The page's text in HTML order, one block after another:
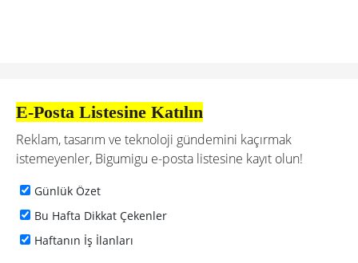
E-Posta Listesine Katılın
Reklam, tasarım ve teknoloji gündemini kaçırmak
istemeyenler, Bigumigu e-posta listesine kayıt olun!
Günlük Özet
Bu Hafta Dikkat Çekenler
Haftanın İş İlanları